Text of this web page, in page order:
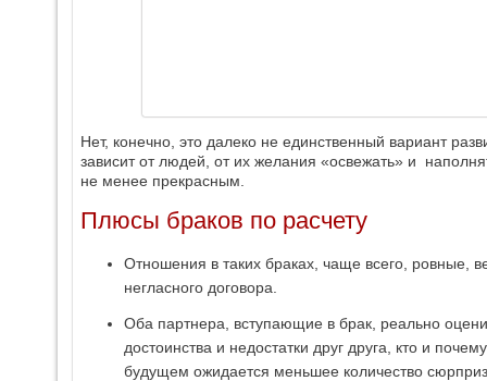
Нет, конечно, это далеко не единственный вариант
зависит от людей, от их желания «освежать» и
не менее прекрасным.
Плюсы браков по расчету
Отношения в таких браках, чаще всего, ровные,
негласного договора.
Оба партнера, вступающие в брак, реально
достоинства и недостатки друг друга, кто и
будущем ожидается меньшее количество